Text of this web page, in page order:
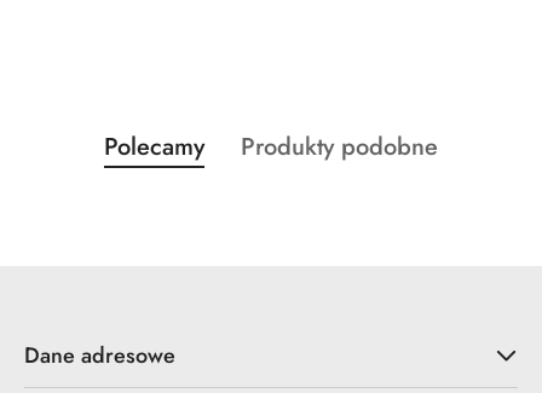
Pomiń karuzelę produktów
Produkty
o
Polecamy
Produkty
Produkty podobne
Dane adresowe